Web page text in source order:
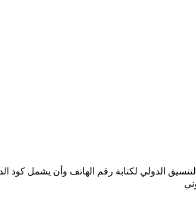
الدولي لكتابة رقم الهاتف وأن يشمل كود